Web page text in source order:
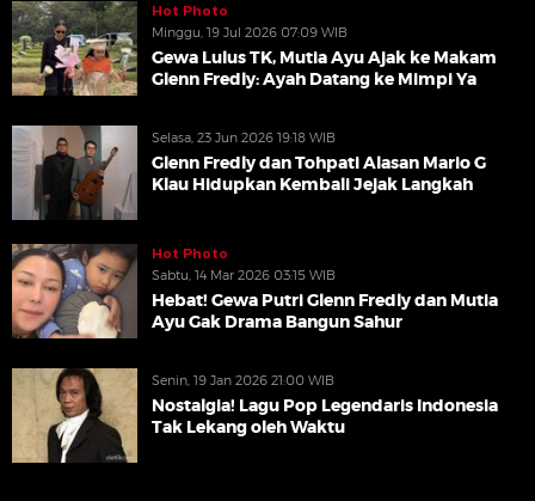
Hot Photo
Minggu, 19 Jul 2026 07:09 WIB
Gewa Lulus TK, Mutia Ayu Ajak ke Makam
Glenn Fredly: Ayah Datang ke Mimpi Ya
Selasa, 23 Jun 2026 19:18 WIB
Glenn Fredly dan Tohpati Alasan Mario G
Klau Hidupkan Kembali Jejak Langkah
Hot Photo
Sabtu, 14 Mar 2026 03:15 WIB
Hebat! Gewa Putri Glenn Fredly dan Mutia
Ayu Gak Drama Bangun Sahur
Senin, 19 Jan 2026 21:00 WIB
Nostalgia! Lagu Pop Legendaris Indonesia
Tak Lekang oleh Waktu